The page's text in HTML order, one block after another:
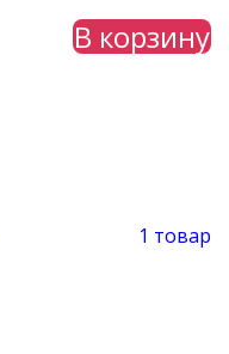
В корзину
1 товар